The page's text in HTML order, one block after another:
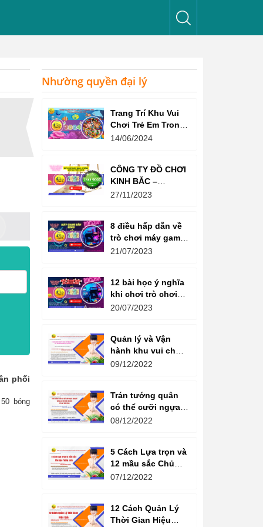
phối
bóng
Nhường quyền đại lý
Trang Trí Khu Vui
Chơi Trẻ Em Trong
Nhà Như Thế Nào
14/06/2024
CÔNG TY ĐỒ CHƠI
KINH BẮC –
CHỨNG CHỈ ISO
27/11/2023
8 điều hấp dẫn về
trò chơi máy game
bắn súng
21/07/2023
12 bài học ý nghĩa
khi chơi trò chơi
máy game đua xe
20/07/2023
Quản lý và Vận
hành khu vui chơi
giải trí -
amusement parks
09/12/2022
Trán tướng quân
có thể cưỡi ngựa,
Bụng tể tướng có
08/12/2022
5 Cách Lựa trọn và
12 mầu sắc Chủ
đạo Tương sinh
năng lượng
07/12/2022
12 Cách Quản Lý
Thời Gian Hiệu